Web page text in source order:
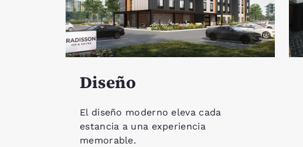
Diseño
El diseño moderno eleva cada
estancia a una experiencia
memorable.